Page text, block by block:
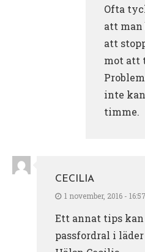
Ofta
att man
att
mot att
inte
timme.
CECILIA
1 november, 2016 - 16:57
Ett annat tips
passfordral i